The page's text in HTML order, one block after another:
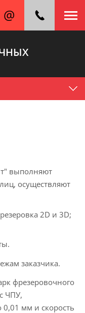
выполняют
осуществляют
2D и 3D;
заказчика.
фрезеровочного
ЧПУ,
мм и скорость